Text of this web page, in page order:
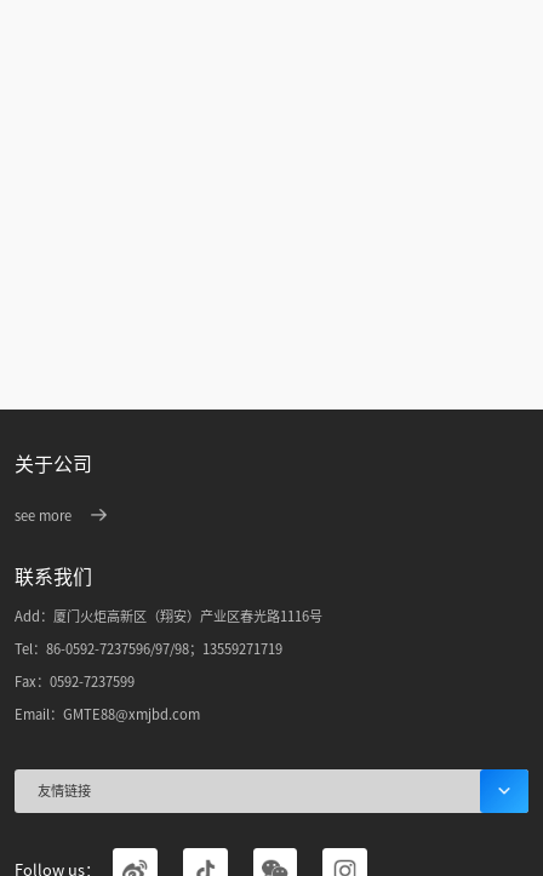
关于公司
see more
联系我们
Add：厦门火炬高新区（翔安）产业区春光路1116号
Tel：86-0592-7237596/97/98；13559271719
Fax：0592-7237599
Email：GMTE88@xmjbd.com
友情链接
Follow us：